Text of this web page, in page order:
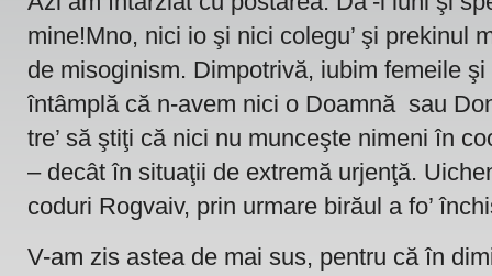
mine!Mno, nici io şi nici colegu’ şi prekinul
de misoginism. Dimpotrivă, iubim femeile
întâmplă că n-avem nici o Doamnă sau
tre’ să ştiţi că nici nu munceşte nimeni în
– decât în situaţii de extremă urjenţă.
coduri Rogvaiv, prin urmare birăul a fo’
V-am zis astea de mai sus, pentru că în